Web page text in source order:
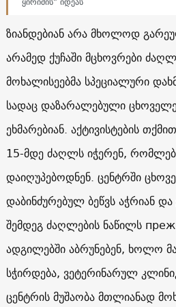
ზიანდებიან არა მხოლოდ
არამედ ქუჩაში მცხოვრები
მოხალისეებმა სპეციალური
სადაც დაზარალებული
ეხმარებიან. აქტივისტების
15-მდე ძაღლს იჭერენ,
დაიღუპებოდნენ. ცენტრში
დაბინძურებულ ბეწვს აჭრიან და
შემდეგ ძაღლების ნაწილს
ადგილებში აბრუნებენ, ხოლო
სჭირდება, ვეტერინარულ
ცენტრის მუშაობა მთლიანად